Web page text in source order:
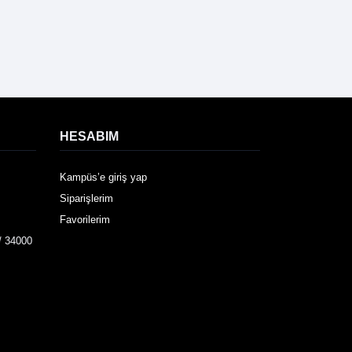
34000
HESABIM
Kampüs’e giriş yap
Siparişlerim
Favorilerim